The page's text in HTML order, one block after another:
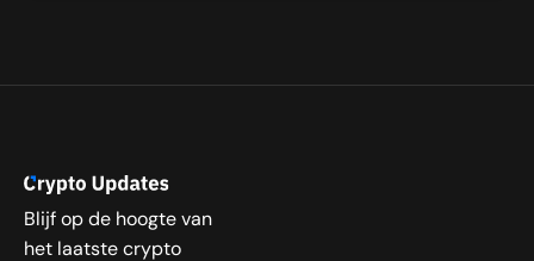
Blijf op de hoogte van
het laatste crypto